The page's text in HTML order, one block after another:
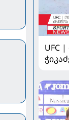
UFC